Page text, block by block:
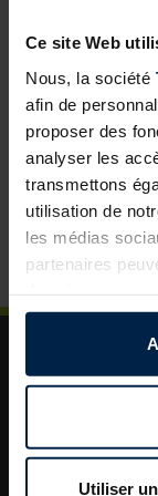
Ce site Web
Nous, la société
afin de
proposer des
analyser les
transmettons
utilisation de
les médias
partenaires
ont collectées
Légalement,
fonctionnement
cookies, nous
Utiliser
Abris de jardin
valeur ajoutée
Porte de
développer
La porte de
projets clients
Plus de
astucieux
A propos de